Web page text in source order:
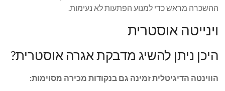
ההשכרה מראש כדי למנוע הפתעות לא נעימות.
וינייטה אוסטרית
היכן ניתן להשיג מדבקת אגרה אוסטרית?
הווינטה הדיגיטלית זמינה גם בנקודות מכירה מסוימות: